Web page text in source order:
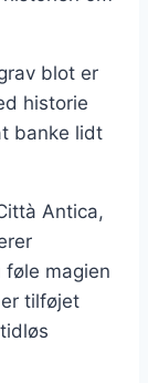
blot er
historie
banke lidt
Antica,
magien
tilføjet